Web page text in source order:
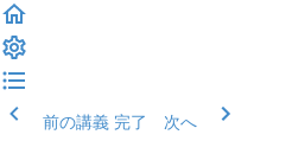
前の講義 完了 次へ